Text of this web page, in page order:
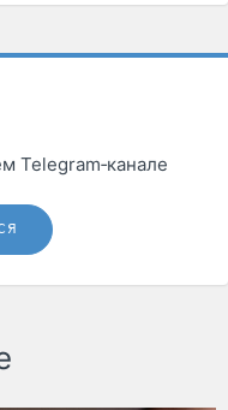
Telegram‑канале